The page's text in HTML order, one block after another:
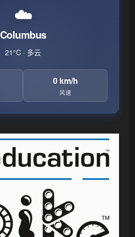
☁️
Columbus
21°C · 多云
0 km/h
风速